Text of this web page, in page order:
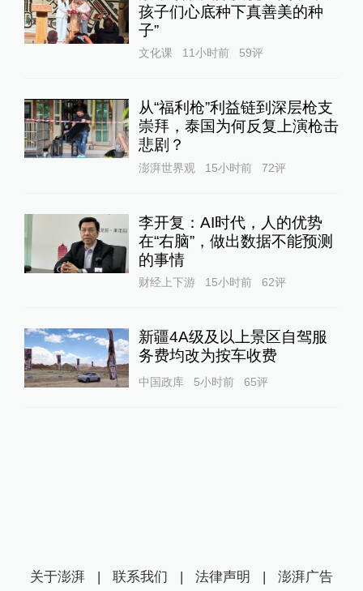
孩子们心底种下真善美的种
子”
文化课 11小时前 59评
从“福利枪”利益链到深层枪支
崇拜，泰国为何反复上演枪击
悲剧？
澎湃世界观 15小时前 72评
李开复：AI时代，人的优势
在“右脑”，做出数据不能预测
的事情
财经上下游 15小时前 62评
新疆4A级及以上景区自驾服
务费均改为按车收费
中国政库 5小时前 65评
关于澎湃 | 联系我们 | 法律声明 | 澎湃广告